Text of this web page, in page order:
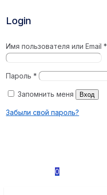
Login
Имя пользователя или Email*
Пароль*
Запомнить меня Вход
Забыли свой пароль?
0